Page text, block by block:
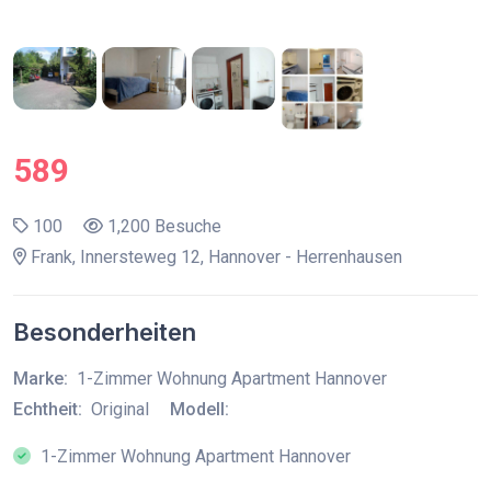
589
100
1,200 Besuche
Frank, Innersteweg 12, Hannover - Herrenhausen
Besonderheiten
Marke: 1-Zimmer Wohnung Apartment Hannover
Echtheit: Original Modell:
1-Zimmer Wohnung Apartment Hannover